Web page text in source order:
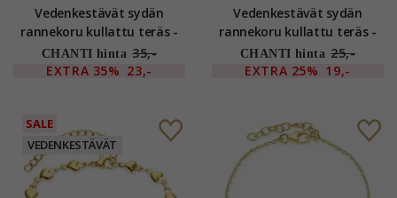
Vedenkestävät sydän
rannekoru kullattu teräs -
OCEANA
CHANTI hinta 35,-
EXTRA 35% 23,-
Vedenkestävät sydän
rannekoru kullattu teräs -
OCEANA
CHANTI hinta 25,-
EXTRA 25% 19,-
SALE
VEDENKESTÄVÄT